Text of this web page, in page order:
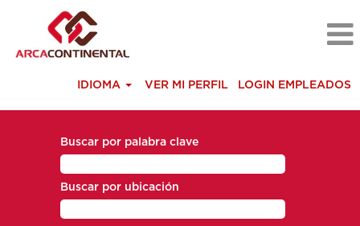
IDIOMA VER MI PERFIL LOGIN EMPLEADOS
Buscar por palabra clave
Buscar por ubicación